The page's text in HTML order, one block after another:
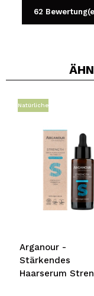
62
Natürliche
Arganour -
Stärkendes
Haarserum